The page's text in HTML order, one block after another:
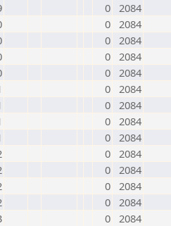
0 2084
0 2084
0 2084
0 2084
0 2084
0 2084
0 2084
0 2084
0 2084
0 2084
0 2084
0 2084
0 2084
0 2084